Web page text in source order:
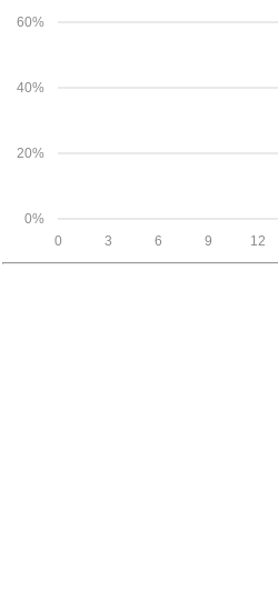
0%
20%
40%
60%
12
9
6
3
0